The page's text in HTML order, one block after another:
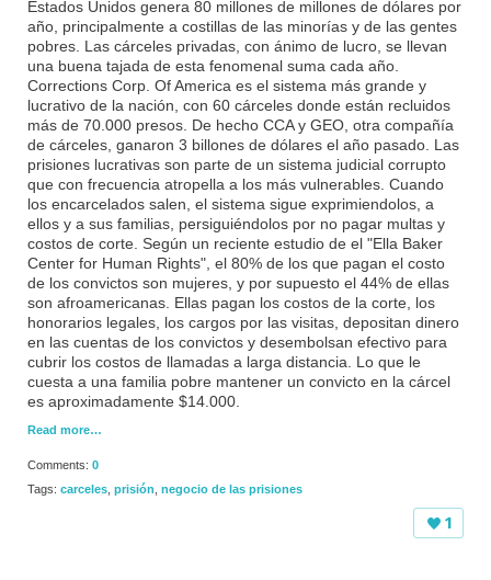
Estados Unidos genera 80 millones de millones de dólares por
año, principalmente a costillas de las minorías y de las gentes
pobres. Las cárceles privadas, con ánimo de lucro, se llevan
una buena tajada de esta fenomenal suma cada año.
Corrections Corp. Of America es el sistema más grande y
lucrativo de la nación, con 60 cárceles donde están recluidos
más de 70.000 presos. De hecho CCA y GEO, otra compañía
de cárceles, ganaron 3 billones de dólares el año pasado. Las
prisiones lucrativas son parte de un sistema judicial corrupto
que con frecuencia atropella a los más vulnerables. Cuando
los encarcelados salen, el sistema sigue exprimiendolos, a
ellos y a sus familias, persiguiéndolos por no pagar multas y
costos de corte. Según un reciente estudio de el "Ella Baker
Center for Human Rights", el 80% de los que pagan el costo
de los convictos son mujeres, y por supuesto el 44% de ellas
son afroamericanas. Ellas pagan los costos de la corte, los
honorarios legales, los cargos por las visitas, depositan dinero
en las cuentas de los convictos y desembolsan efectivo para
cubrir los costos de llamadas a larga distancia. Lo que le
cuesta a una familia pobre mantener un convicto en la cárcel
es aproximadamente $14.000.
Read more…
Comments: 0
Tags: carceles prisión negocio de las prisiones
1